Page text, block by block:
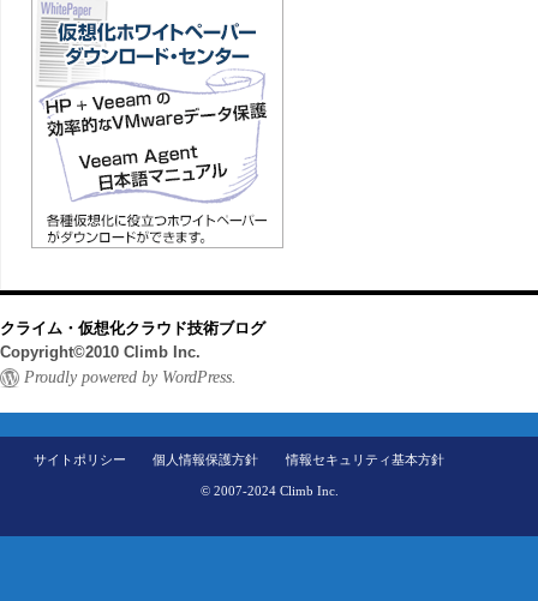
クライム・仮想化クラウド技術ブログ
Copyright©2010 Climb Inc.
Proudly powered by WordPress.
サイトポリシー 個人情報保護方針 情報セキュリティ基本方針
© 2007-2024 Climb Inc.